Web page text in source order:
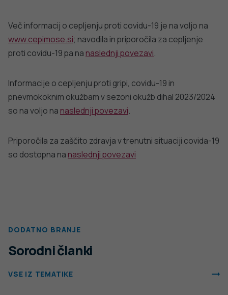
E-pošta:info@nijz.si
Center za komuniciranje:
pr@nijz.si
Pogoji uporabe spletnega mesta
Politika piškotkov
Izjava o dostopnosti
© 2022 Nacionalni Inštitut za javno zdravje RS. Uporaba
in objava podatkov je dovoljena le z navedbo vira.